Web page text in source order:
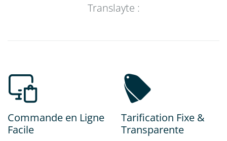
Translayte :
Commande en Ligne
Facile
Tarification Fixe &
Transparente